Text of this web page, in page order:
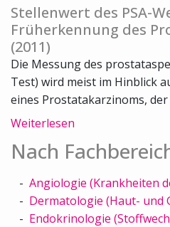
Stellenwert des PSA-
Früherkennung des
(2011)
Die Messung des
Test) wird meist im Hinblick
eines Prostatakarzinoms, der
Weiterlesen
Nach
Angiologie (Krankheiten
Dermatologie (Haut- und
Endokrinologie